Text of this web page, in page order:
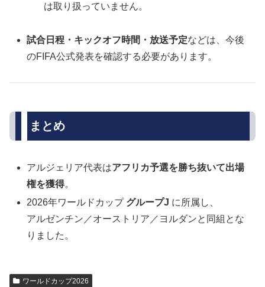
は取り扱っていません。
試合日程・キックオフ時間・放送予定などは、今後
のFIFA公式発表を確認する必要があります。
まとめ
アルジェリア代表はアフリカ予選を勝ち抜いて出場
権を獲得。
2026年ワールドカップ グループJ に所属し、
アルゼンチン／オーストリア／ヨルダンと同組とな
りました。
ワールドカップ2026